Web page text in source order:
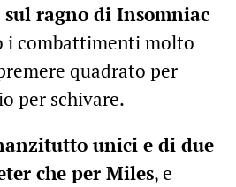
ragno di Insomniac
i combattimenti molto
quadrato per
per schivare.
unici e di due
che per Miles, e